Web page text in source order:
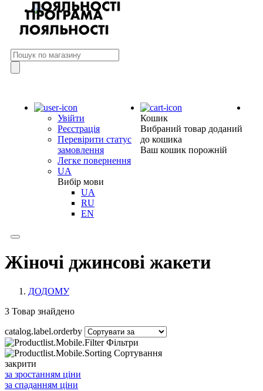
Увійти
Реєстрація
Перевірити статус
замовлення
Легке повернення
UA
Вибір мови
UA
RU
EN
Кошик
Вибраний товар доданий
до кошика
Ваш кошик порожній
Жіночі джинсові жакети
ДОДОМУ
3 Товар знайдено
catalog.label.orderby
Фільтри
Сортування
закрити
за зростанням ціни
за спаданням ціни